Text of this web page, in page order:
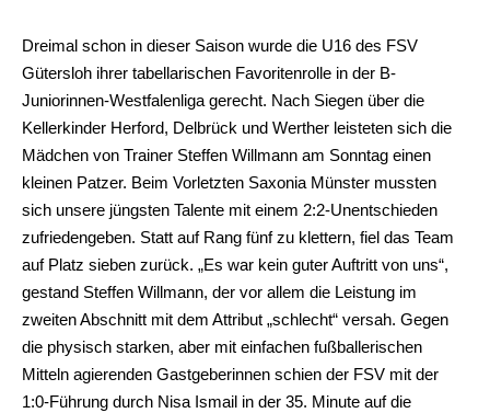
Dreimal schon in dieser Saison wurde die U16 des FSV
Gütersloh ihrer tabellarischen Favoritenrolle in der B-
Juniorinnen-Westfalenliga gerecht. Nach Siegen über die
Kellerkinder Herford, Delbrück und Werther leisteten sich die
Mädchen von Trainer Steffen Willmann am Sonntag einen
kleinen Patzer. Beim Vorletzten Saxonia Münster mussten
sich unsere jüngsten Talente mit einem 2:2-Unentschieden
zufriedengeben. Statt auf Rang fünf zu klettern, fiel das Team
auf Platz sieben zurück. „Es war kein guter Auftritt von uns“,
gestand Steffen Willmann, der vor allem die Leistung im
zweiten Abschnitt mit dem Attribut „schlecht“ versah. Gegen
die physisch starken, aber mit einfachen fußballerischen
Mitteln agierenden Gastgeberinnen schien der FSV mit der
1:0-Führung durch Nisa Ismail in der 35. Minute auf die